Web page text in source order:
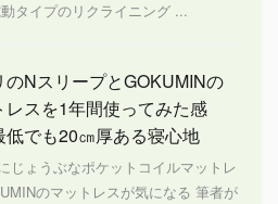
タイプのリクライニング ...
のNスリープとGOKUMINの
レスを1年間使ってみた感
でも20㎝厚ある寝心地
じょうぶなポケットコイルマットレ
のマットレスが気になる 筆者が